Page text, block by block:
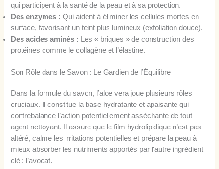
qui participent à la santé de la peau et à sa protection.
Des enzymes : Qui aident à éliminer les cellules mortes en
surface, favorisant un teint plus lumineux (exfoliation douce).
Des acides aminés : Les « briques » de construction des
protéines comme le collagène et l’élastine.
Son Rôle dans le Savon : Le Gardien de l’Équilibre
Dans la formule du savon, l’aloe vera joue plusieurs rôles
cruciaux. Il constitue la base hydratante et apaisante qui
contrebalance l’action potentiellement asséchante de tout
agent nettoyant. Il assure que le film hydrolipidique n’est pas
altéré, calme les irritations potentielles et prépare la peau à
mieux absorber les nutriments apportés par l’autre ingrédient
clé : l’avocat.